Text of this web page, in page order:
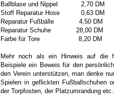
Ballblase und Nippel 2,70
Stoff Reparatur Hose 0,63 DM
Reparatur Fußbälle 4,50
Reparatur Schuhe 28,00
Farbe für Tore 8,20
Mehr noch als ein Hinweis auf die
Beispiele ein Beweis für den
den Verein unterstützen, man denke
Spielen in geflickten Fußballschuhen
der Torpfosten, der Platzumrandung